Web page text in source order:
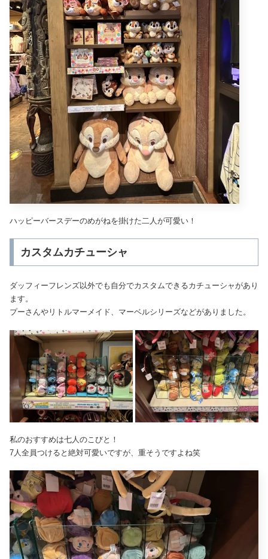
ハッピーバースデーのめがねを掛けた二人が可愛い！
カスタムカチューシャ
ダッフィーフレンズ以外でも自分でカスタムできるカチューシャがあり
ます。
プーさんやリトルマーメイド、マーベルシリーズなどがありました。
私のおすすめは七人のこびと！
7人全員つけると絶対可愛いですが、重そうですよね笑